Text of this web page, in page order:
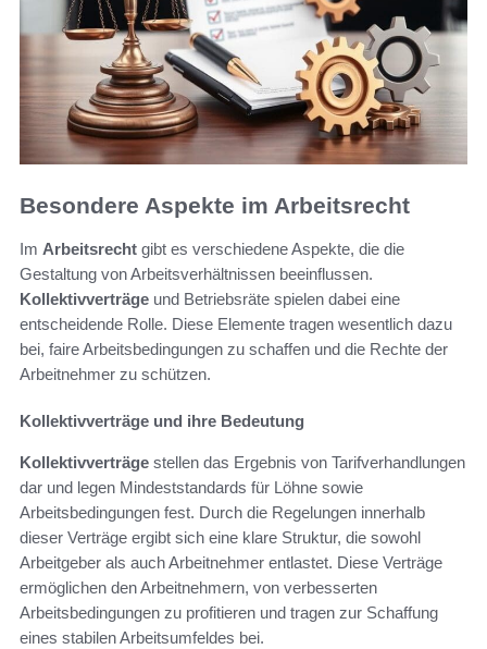
Besondere Aspekte im Arbeitsrecht
Im Arbeitsrecht gibt es verschiedene Aspekte, die die
Gestaltung von Arbeitsverhältnissen beeinflussen.
Kollektivverträge und Betriebsräte spielen dabei eine
entscheidende Rolle. Diese Elemente tragen wesentlich dazu
bei, faire Arbeitsbedingungen zu schaffen und die Rechte der
Arbeitnehmer zu schützen.
Kollektivverträge und ihre Bedeutung
Kollektivverträge stellen das Ergebnis von Tarifverhandlungen
dar und legen Mindeststandards für Löhne sowie
Arbeitsbedingungen fest. Durch die Regelungen innerhalb
dieser Verträge ergibt sich eine klare Struktur, die sowohl
Arbeitgeber als auch Arbeitnehmer entlastet. Diese Verträge
ermöglichen den Arbeitnehmern, von verbesserten
Arbeitsbedingungen zu profitieren und tragen zur Schaffung
eines stabilen Arbeitsumfeldes bei.